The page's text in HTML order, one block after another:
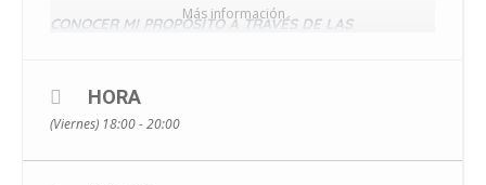
Más información
CONOCER MI PROPÓSITO A TRAVÉS DE LAS
EN UN PROCESO TERAPÉUTICO A TRAVÉS DE LAS
HORA
(Viernes) 18:00 - 20:00